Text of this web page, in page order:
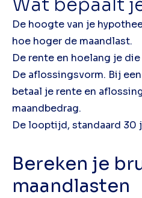
Wat bepaalt
De hoogte van je
hoe hoger de maandlast.
De rente en hoelang je
De aflossingsvorm. Bij
betaal je rente en
maandbedrag.
De looptijd, standaard 30
Bereken je
maandlasten